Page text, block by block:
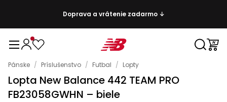
Doprava a vrátenie zadarmo ↓
Pánske / Príslušenstvo / Futbal / Lopty
Lopta New Balance 442 TEAM PRO
FB23058GWHN – biele